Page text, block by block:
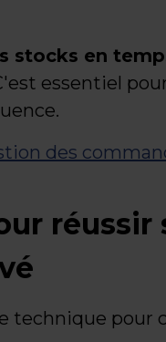
stocks en
essentiel
des
technique pour